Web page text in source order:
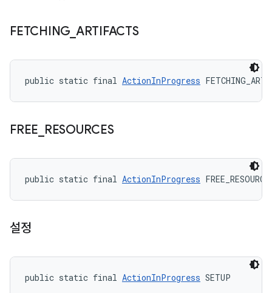
FETCHING ARTIFACTS
public static final ActionInProgress
FREE RESOURCES
public static final ActionInProgress
설정
public static final ActionInProgress SETUP